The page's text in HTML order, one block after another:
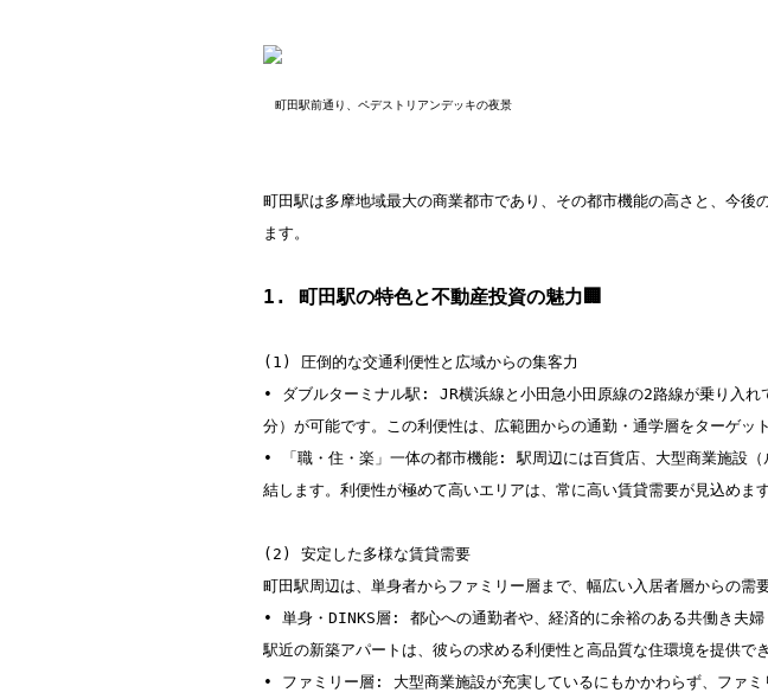
町田駅前通り、ペデストリアンデッキの夜景
町田駅は多摩地域最大の商業都市であり、その都市機能の高さと、今
ます。
1. 町田駅の特色と不動産投資の魅力🏢
(1) 圧倒的な交通利便性と広域からの集客力
• ダブルターミナル駅: JR横浜線と小田急小田原線の2路線が乗り入
分）が可能です。この利便性は、広範囲からの通勤・通学層をターゲッ
• 「職・住・楽」一体の都市機能: 駅周辺には百貨店、大型商業施設
結します。利便性が極めて高いエリアは、常に高い賃貸需要が見込めます
(2) 安定した多様な賃貸需要
町田駅周辺は、単身者からファミリー層まで、幅広い入居者層からの需
• 単身・DINKS層: 都心への通勤者や、経済的に余裕のある共働き夫婦
駅近の新築アパートは、彼らの求める利便性と高品質な住環境を提供でき
• ファミリー層: 大型商業施設が充実しているにもかかわらず、ファ